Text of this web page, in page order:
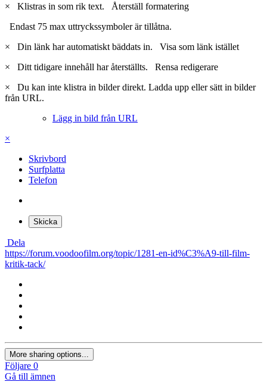
×
Klistras in som rik text. Återställ formatering
Endast 75 max uttryckssymboler är tillåtna.
×
Din länk har automatiskt bäddats in. Visa som länk istället
×
Ditt tidigare innehåll har återställts. Rensa redigerare
×
Du kan inte klistra in bilder direkt. Ladda upp eller sätt in bilder
från URL.
Lägg in bild från URL
×
Skrivbord
Surfplatta
Telefon
Skicka
Dela
https://forum.voodoofilm.org/topic/1281-en-id%C3%A9-till-film-
kritik-tack/
More sharing options...
Följare 0
Gå till ämnen